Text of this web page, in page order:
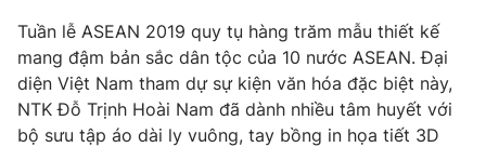
Tuần lễ ASEAN 2019 quy tụ hàng trăm mẫu thiết kế
mang đậm bản sắc dân tộc của 10 nước ASEAN. Đại
diện Việt Nam tham dự sự kiện văn hóa đặc biệt này,
NTK Đỗ Trịnh Hoài Nam đã dành nhiều tâm huyết với
bộ sưu tập áo dài ly vuông, tay bồng in họa tiết 3D